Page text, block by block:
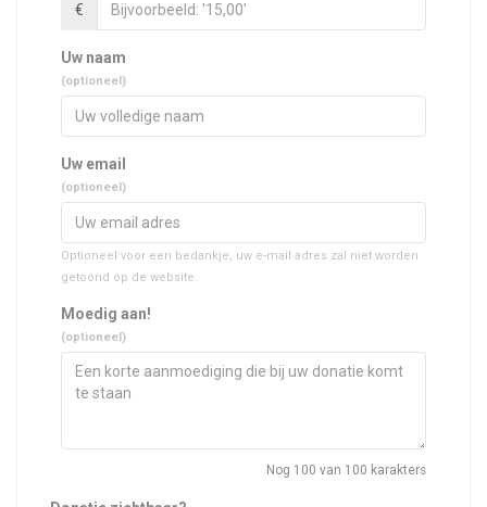
€
Uw naam
(optioneel)
Uw email
(optioneel)
Optioneel voor een bedankje, uw e-mail adres zal niet worden
getoond op de website.
Moedig aan!
(optioneel)
Nog 100 van 100 karakters